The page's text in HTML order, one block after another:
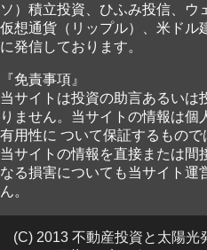
ソ）積立投資、ひふみ投信、ウ
仮想通貨（リップル）、米ドル
に発信しております。
『免責事項』
当サイトは投資の助言あるいは
りません。当サイトの情報は個
有用性に ついて保証するもので
当サイトの情報を直接または間
なる損害についても当サイト運
ん。
(C) 2013 不動産投資と太陽